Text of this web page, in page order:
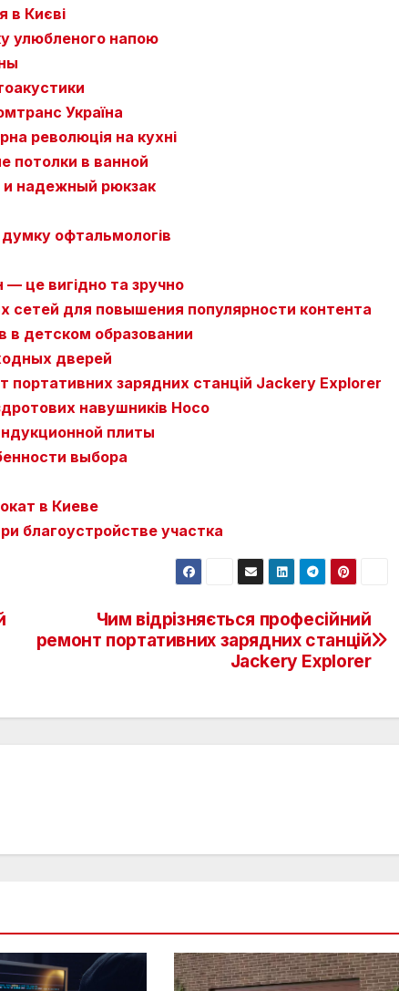
в Києві
улюбленого напою
Україна
революція на кухні
потолки в ванной
и надежный рюкзак
думку офтальмологів
— це вигідно та зручно
сетей для повышения популярности контента
в детском образовании
дверей
портативних зарядних станцій Jackery Explorer
навушників Hoco
плиты
выбора
в Киеве
благоустройстве участка
Чим відрізняється професійний
ремонт портативних зарядних станцій
Jackery Explorer